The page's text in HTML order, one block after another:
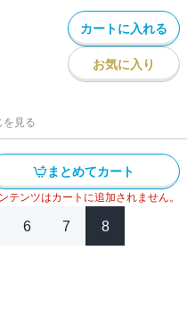
カートに入れる
お気に入り
を見る
まとめてカート
ンツはカートに追加されません。
6 7 8